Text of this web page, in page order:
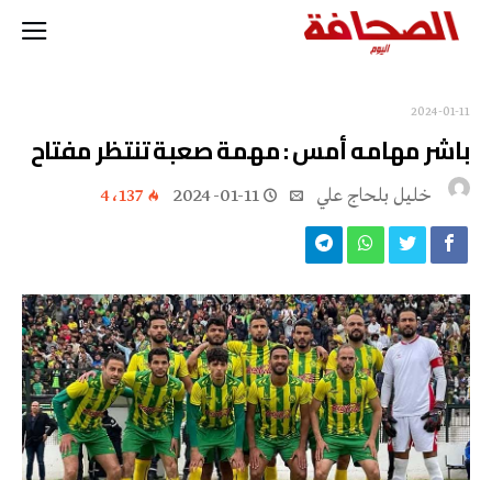
2024-01-11
باشر مهامه أمس : مهمة صعبة تنتظر مفتاح
خليل‭ ‬بلحاج‭ ‬علي 2024-01-11 4٬137